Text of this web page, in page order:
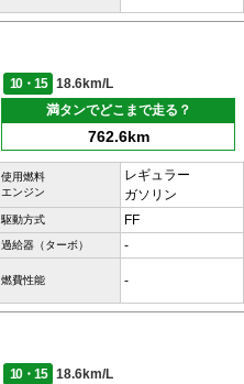
10・15
18.6km/L
満タンでどこまで走る？
762.6km
使用燃料
エンジン
レギュラー
ガソリン
駆動方式 FF
過給器（ターボ） -
燃費性能 -
10・15
18.6km/L